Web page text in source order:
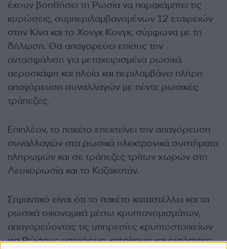
έχουν βοηθήσει τη Ρωσία να παρακάμπτει τις
κυρώσεις, συμπεριλαμβανομένων 12 εταιρειών
στην Κίνα και το Χονγκ Κονγκ, σύμφωνα με τη
δήλωση. Θα απαγορεύει επίσης την
αντασφάλιση για μεταχειρισμένα ρωσικά
αεροσκάφη και πλοία και περιλαμβάνει πλήρη
απαγόρευση συναλλαγών με πέντε ρωσικές
τράπεζες.
Επιπλέον, το πακέτο επεκτείνει την απαγόρευση
συναλλαγών στα ρωσικά ηλεκτρονικά συστήματα
πληρωμών και σε τράπεζες τρίτων χωρών στη
Λευκορωσία και το Καζακστάν.
Σημαντικό είναι ότι το πακέτο καταστέλλει και τα
ρωσικά οικονομικά μέσω κρυπτονομισμάτων,
απαγορεύοντας τις υπηρεσίες κρυπτοστοιχείων
για Ρώσους υπηκόους, κατοίκους και οντότητες.